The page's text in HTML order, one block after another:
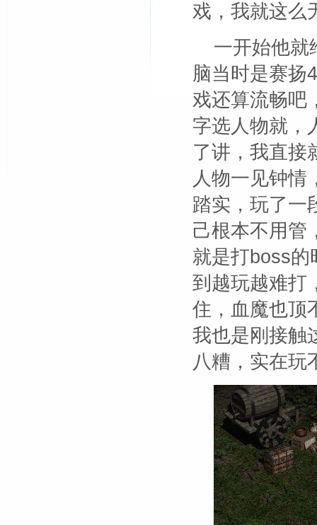
戏，我就这么
一开始他就
脑当时是赛扬
戏还算流畅吧
字选人物就，
了讲，我直接
人物一见钟情
踏实，玩了一
己根本不用管
就是打boss的
到越玩越难打
住，血魔也顶
我也是刚接触
八糟，实在玩